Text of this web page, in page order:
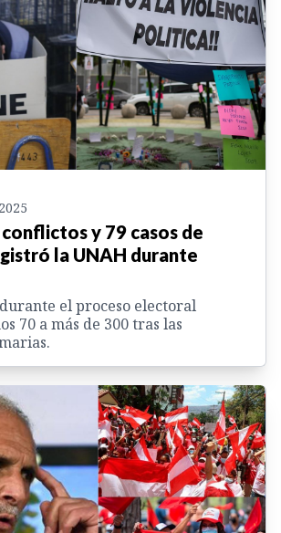
y 79 casos de
la UNAH durante
el proceso electoral
70 a más de 300 tras las